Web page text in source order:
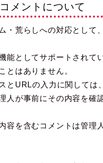
メントについて
・荒らしへの対応として
能としてサポートされて
とはありません。
とURLの入力に関しては
人が事前にその内容を確
容を含むコメントは管理